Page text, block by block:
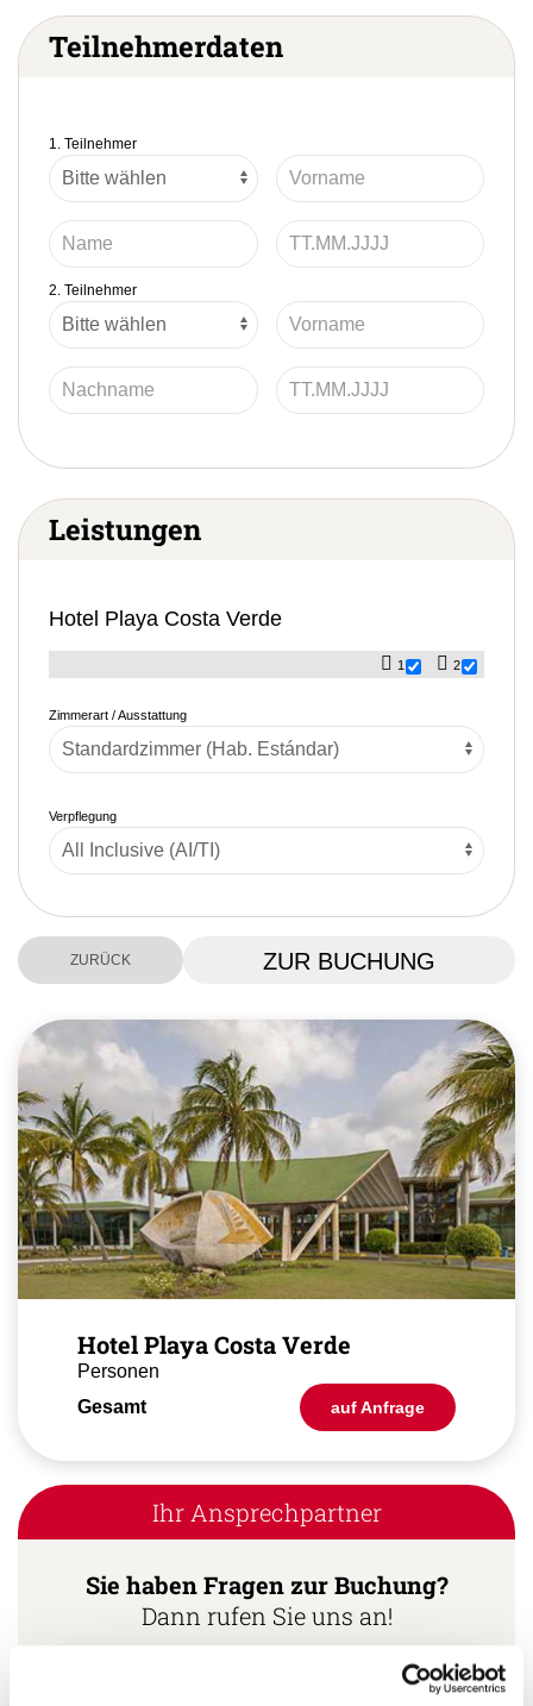
Teilnehmerdaten
1. Teilnehmer
2. Teilnehmer
Leistungen
Hotel Playa Costa Verde
1 2
Zimmerart / Ausstattung
Verpflegung
ZURÜCK ZUR BUCHUNG
Hotel Playa Costa Verde
Personen
Gesamt
auf Anfrage
Ihr Ansprechpartner
Sie haben Fragen zur Buchung?
Dann rufen Sie uns an!